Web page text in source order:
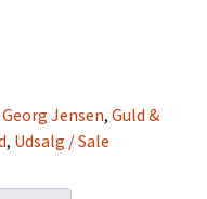
Georg Jensen, Guld &
, Udsalg / Sale